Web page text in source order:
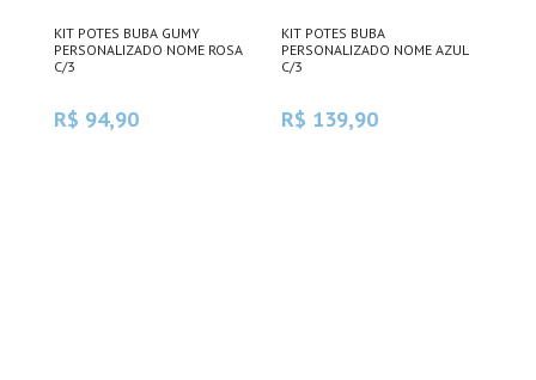
KIT POTES BUBA GUMY
PERSONALIZADO NOME ROSA
C/3
R$ 94,90
KIT POTES BUBA
PERSONALIZADO NOME AZUL
C/3
R$ 139,90